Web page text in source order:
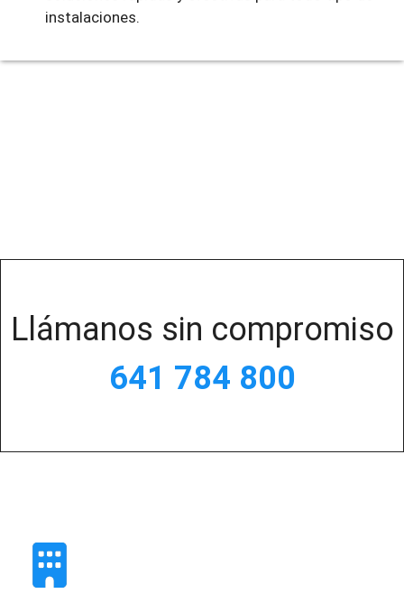
instalaciones.
Llámanos sin compromiso
641 784 800